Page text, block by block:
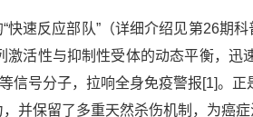
“快速反应部队”（详细介绍见第26期科
活性与抑制性受体的动态平衡，迅
信号分子，拉响全身免疫警报[1]。正
并保留了多重天然杀伤机制，为癌症